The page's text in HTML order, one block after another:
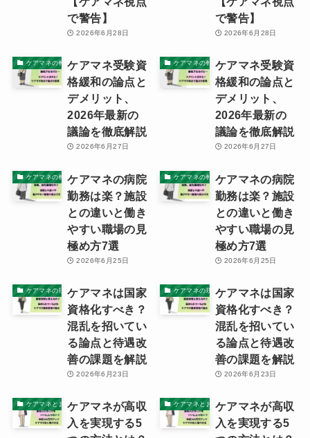
で警告】
2026年6月28日
ケアマネの転職ノウハウと体験記
ケアマネ受験資
格緩和の論点と
デメリット、
2026年最新の
議論を徹底解説
2026年6月27日
ケアマネの転職ノウハウと体験記
ケアマネの病院
勤務は楽？施設
との違いと働き
やすい職場の見
極め方7選
2026年6月25日
ケアマネの現実ケアマネは国家
資格化すべき？
混乱を招いてい
る論点と待遇改
善の課題を解説
2026年6月23日
ケアマネとお金・資産ケアマネが高収
入を実現する5
で警告】
2026年6月28日
ケアマネの転職ノウハウと体験記
ケアマネ受験資
格緩和の論点と
デメリット、
2026年最新の
議論を徹底解説
2026年6月27日
ケアマネの転職ノウハウと体験記
ケアマネの病院
勤務は楽？施設
との違いと働き
やすい職場の見
極め方7選
2026年6月25日
ケアマネの現実ケアマネは国家
資格化すべき？
混乱を招いてい
る論点と待遇改
善の課題を解説
2026年6月23日
ケアマネとお金・資産ケアマネが高収
入を実現する5